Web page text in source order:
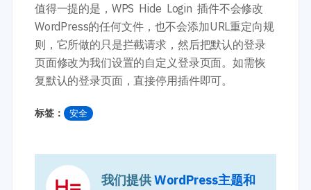
值得一提的是，WPS Hide Login 插件不会修改
WordPress的任何文件，也不会添加URL重定向规
则，它所做的只是拦截请求，然后把默认的登录
页面修改为我们设置的自定义登录页面。如需恢
复默认的登录页面，直接停用插件即可。
标签： 安全
我们提供WordPress主题和